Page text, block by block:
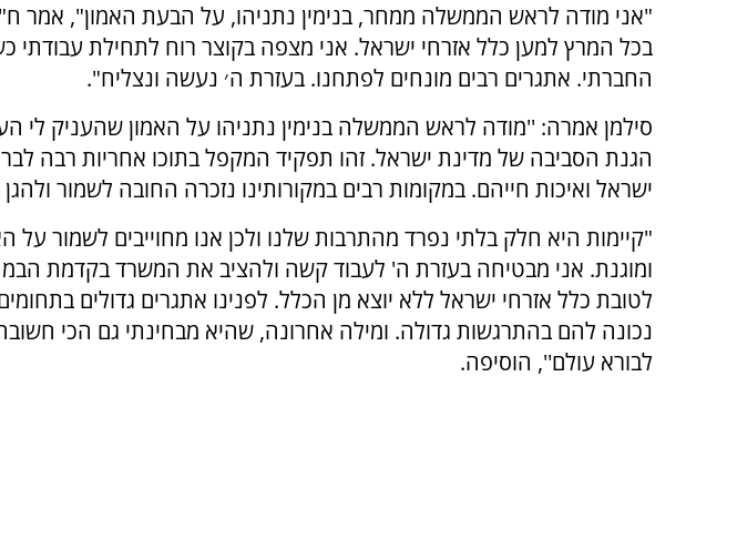
"אני מודה לראש הממשלה ממחר, בנימין נתניהו, על הבעת האמון", אמר
בכל המרץ למען כלל אזרחי ישראל. אני מצפה בקוצר רוח לתחילת עבודתי
החברתי. אתגרים רבים מונחים לפתחנו. בעזרת ה׳ נעשה ונצליח".
סילמן אמרה: ''מודה לראש הממשלה בנימין נתניהו על האמון שהעניק לי
הגנת הסביבה של מדינת ישראל. זהו תפקיד המקפל בתוכו אחריות רבה
ישראל ואיכות חייהם. במקומות רבים במקורותינו נזכרה החובה לשמור
"קיימות היא חלק בלתי נפרד מהתרבות שלנו ולכן אנו מחוייבים לשמור על
ומוגנת. אני מבטיחה בעזרת ה' לעבוד קשה ולהציב את המשרד בקדמת
לטובת כלל אזרחי ישראל ללא יוצא מן הכלל. לפנינו אתגרים גדולים בתחומים
נכונה להם בהתרגשות גדולה. ומילה אחרונה, שהיא מבחינתי גם הכי
לבורא עולם'', הוסיפה.